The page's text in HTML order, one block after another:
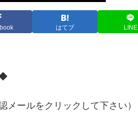
はてブ LINE
◆
メールをクリックして下さい）